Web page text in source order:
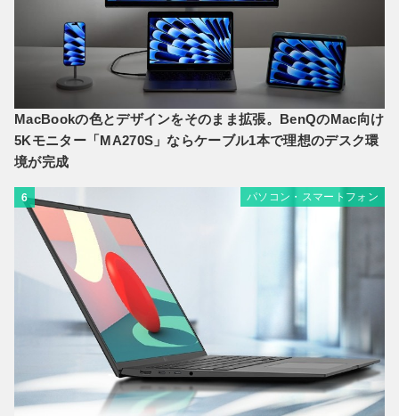
MacBookの色とデザインをそのまま拡張。BenQのMac向け
5Kモニター「MA270S」ならケーブル1本で理想のデスク環
境が完成
6 パソコン・スマートフォン